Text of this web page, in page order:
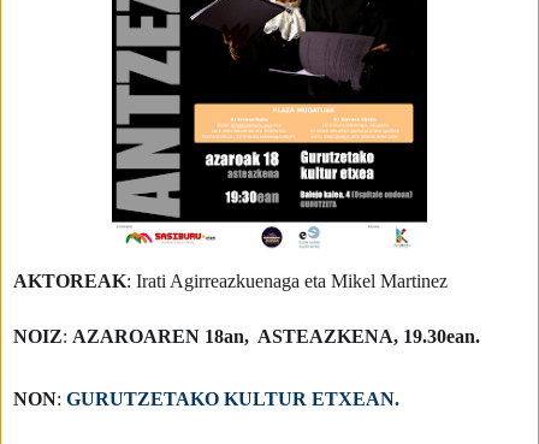
AKTOREAK: Irati Agirreazkuenaga eta Mikel Martinez
NOIZ: AZAROAREN 18an, ASTEAZKENA, 19.30ean.
NON: GURUTZETAKO KULTUR ETXEAN.